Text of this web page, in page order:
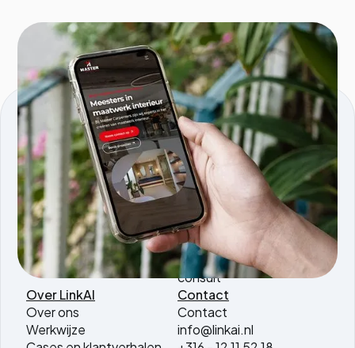
KVK nmmr: 96595353
Comeniusstraat 5, 1817MS, Alkmaar
Producten
Tools.linkai.nl
Magazine PDF to WP
AI vertaaltool
AI SEO Briefing
Services
AI agents
AI software
development
AI automatisering
consult
Over LinkAI
Over ons
Werkwijze
Contact
Contact
info@linkai.nl